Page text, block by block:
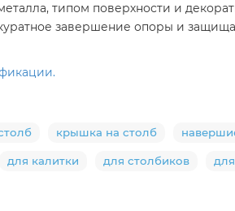
типом поверхности и
завершение опоры и
крышка на столб
для калитки для столбиков